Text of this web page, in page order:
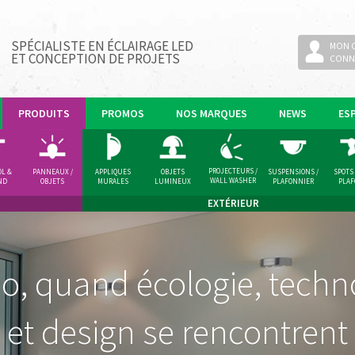
SPÉCIALISTE EN ÉCLAIRAGE LED
ET CONCEPTION DE PROJETS
MON
PRODUITS PROMOS NOS MARQUES NEWS
&
PANNEAUX /
OBJETS
EXTÉRIEUR
APPLIQUES
MURALES
OBJETS
LUMINEUX
PROJECTEURS /
WALL WASHER
SUSPENSIONS /
PLAFONNIER
quand écologie,
et design se rencontrent
tendances en
LED